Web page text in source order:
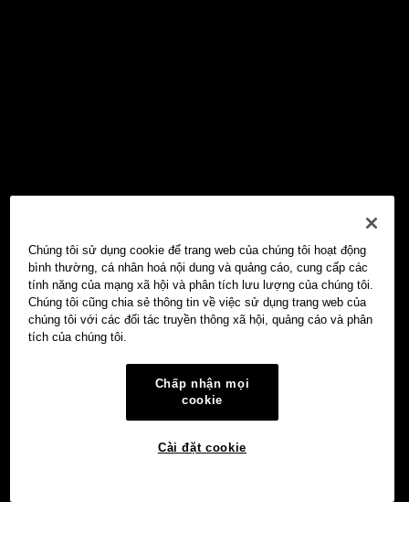
Chúng tôi sử dụng cookie để trang web của chúng tôi hoạt động
bình thường, cá nhân hoá nội dung và quảng cáo, cung cấp các
tính năng của mạng xã hội và phân tích lưu lượng của chúng tôi.
Chúng tôi cũng chia sẻ thông tin về việc sử dụng trang web của
chúng tôi với các đối tác truyền thông xã hội, quảng cáo và phân
tích của chúng tôi.
Chấp nhận mọi
cookie
Cài đặt cookie